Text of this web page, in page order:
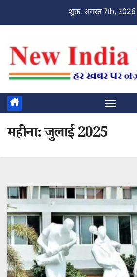
शुक्र. अगस्त 7th, 2026
महीना:जुलाई 2025